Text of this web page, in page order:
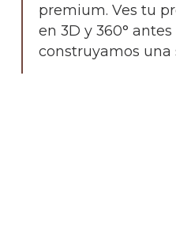
premium. Ves tu
en 3D y 360°
construyamos una